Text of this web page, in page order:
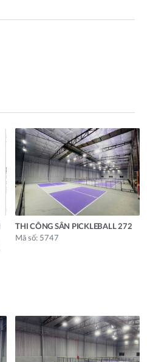
THI CÔNG SÂN PICKLEBALL 272
Mã số: 5747